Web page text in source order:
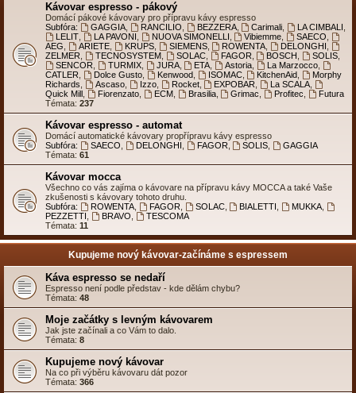
Kávovar espresso - pákový
Domácí pákové kávovary pro přípravu kávy espresso
Subfóra:
GAGGIA, RANCILIO BEZZERA, Carimali LA CIMBALI
LELIT, LA PAVONI NUOVA SIMONELLI Vibiemme SAECO
AEG
ARIETE, KRUPS, SIEMENS, ROWENTA DELONGHI
ZELMER
TECNOSYSTEM, SOLAC, FAGOR BOSCH SOLIS
SENCOR
TURMIX, JURA, ETA Astoria La Marzocco
CATLER
Dolce Gusto, Kenwood, ISOMAC, KitchenAid
Morphy
Richards
Ascaso, Izzo, Rocket, EXPOBAR La SCALA
Quick Mill
Fiorenzato, ECM, Brasilia, Grimac Profitec
Futura
Témata: 237
Kávovar espresso - automat
Domácí automatické kávovary propřípravu kávy espresso
Subfóra:
SAECO DELONGHI FAGOR SOLIS
GAGGIA
Témata: 61
Kávovar mocca
Všechno co vás zajíma o kávovare na přípravu kávy MOCCA a také Vaše
zkušenosti s kávovary tohoto druhu.
Subfóra:
ROWENTA, FAGOR SOLAC, BIALETTI MUKKA
PEZZETTI
BRAVO
TESCOMA
Témata: 11
Kupujeme nový kávovar-začínáme s espressem
Káva espresso se nedaří
Espresso není podle představ - kde dělám chybu?
Témata: 48
Moje začátky s levným kávovarem
Jak jste začínali a co Vám to dalo.
Témata: 8
Kupujeme nový kávovar
Na co při výběru kávovaru dát pozor
Témata: 366